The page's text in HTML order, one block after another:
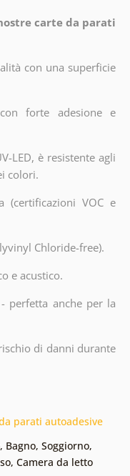
carte da parati
con una superficie
forte adesione e
LED, è resistente agli
colori.
(certificazioni VOC e
Chloride-free).
e acustico.
perfetta anche per la
di danni durante
parati autoadesive
, Bagno, Soggiorno,
, Camera da letto